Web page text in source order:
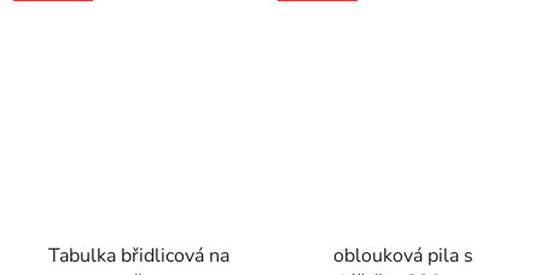
Tabulka břidlicová na
oblouková pila s